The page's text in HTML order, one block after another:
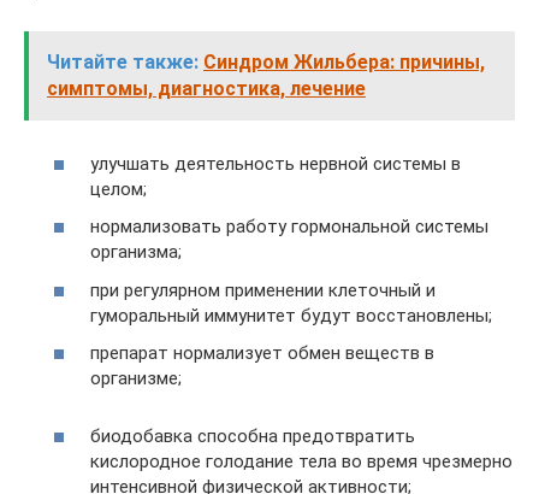
Читайте также: Синдром Жильбера: причины,
симптомы, диагностика, лечение
улучшать деятельность нервной системы в
целом;
нормализовать работу гормональной системы
организма;
при регулярном применении клеточный и
гуморальный иммунитет будут восстановлены;
препарат нормализует обмен веществ в
организме;
биодобавка способна предотвратить
кислородное голодание тела во время чрезмерно
интенсивной физической активности;